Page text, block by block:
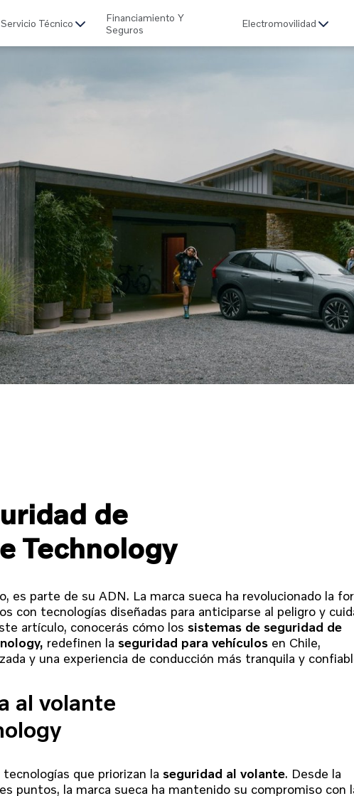
Servicio Técnico
Financiamiento Y
Seguros
Electromovilidad
de
Technology
es parte de su ADN. La marca sueca ha revolucionado la
con tecnologías diseñadas para anticiparse al peligro y
artículo, conocerás cómo lossistemas de seguridad de
redefinen laseguridad para vehículos en Chile,
y una experiencia de conducción más tranquila y
al volante
tecnologías que priorizan laseguridad al volante. Desde la
puntos, la marca sueca ha mantenido su compromiso con